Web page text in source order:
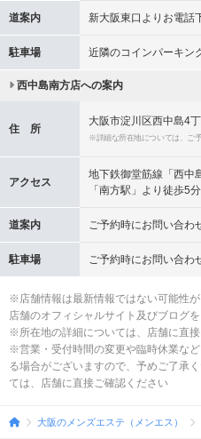
道案内 新大阪東口よりお電話
駐車場 近隣のコインパーキン
西中島南方店への案内
住 所
大阪市淀川区西中島4丁
※詳細な所在地については、ご
アクセス
地下鉄御堂筋線「西中
「南方駅」より徒歩5
道案内 ご予約時にお問い合わ
駐車場 ご予約時にお問い合わ
※店舗情報は最新情報ではない可能性
店舗のオフィシャルサイト及びブログ
※所在地の詳細については、店舗に直
※営業・受付時間の変更や臨時休業な
る場合がございますので、予めご了承
ては、店舗に直接ご確認ください
大阪のメンズエステ（メンエス）